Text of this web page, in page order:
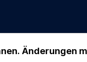
Änderungen